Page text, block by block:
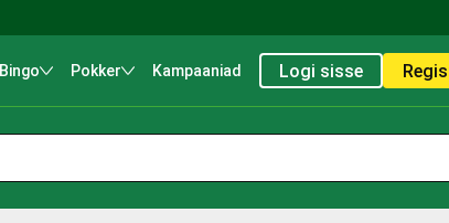
Bingo Pokker Kampaaniad Logi sisse